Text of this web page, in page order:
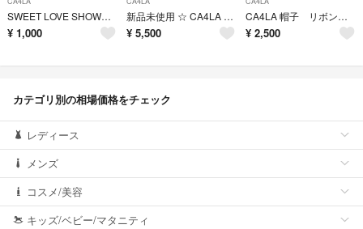
SWEET LOVE SHOWER キャップ
¥ 1,000
新品未使用 ☆ CA4LA ヘアバンド ☆ ターバン グリーン ブルー カシラ
¥ 5,500
CA4LA 帽子 リボン付き 取り外し 折りたたみ可能
¥ 2,500
カテゴリ別の相場価格をチェック
レディース
メンズ
コスメ/美容
キッズ/ベビー/マタニティ